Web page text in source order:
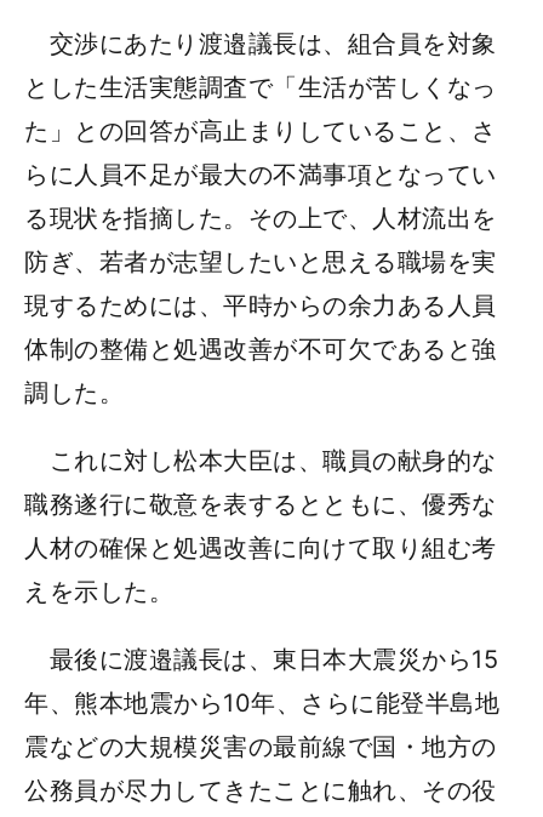
交渉にあたり渡邉議長は、組合員を対象
とした生活実態調査で「生活が苦しくなっ
た」との回答が高止まりしていること、さ
らに人員不足が最大の不満事項となってい
る現状を指摘した。その上で、人材流出を
防ぎ、若者が志望したいと思える職場を実
現するためには、平時からの余力ある人員
体制の整備と処遇改善が不可欠であると強
調した。
これに対し松本大臣は、職員の献身的な
職務遂行に敬意を表するとともに、優秀な
人材の確保と処遇改善に向けて取り組む考
えを示した。
最後に渡邉議長は、東日本大震災から15
年、熊本地震から10年、さらに能登半島地
震などの大規模災害の最前線で国・地方の
公務員が尽力してきたことに触れ、その役